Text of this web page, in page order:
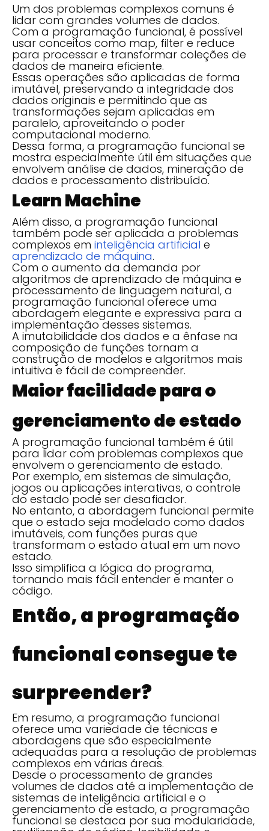
Um dos problemas complexos comuns é
lidar com grandes volumes de dados.
Com a programação funcional, é possível
usar conceitos como map, filter e reduce
para processar e transformar coleções de
dados de maneira eficiente.
Essas operações são aplicadas de forma
imutável, preservando a integridade dos
dados originais e permitindo que as
transformações sejam aplicadas em
paralelo, aproveitando o poder
computacional moderno.
Dessa forma, a programação funcional se
mostra especialmente útil em situações que
envolvem análise de dados, mineração de
dados e processamento distribuído.
Learn Machine
Além disso, a programação funcional
também pode ser aplicada a problemas
complexos em inteligência artificial e
aprendizado de máquina.
Com o aumento da demanda por
algoritmos de aprendizado de máquina e
processamento de linguagem natural, a
programação funcional oferece uma
abordagem elegante e expressiva para a
implementação desses sistemas.
A imutabilidade dos dados e a ênfase na
composição de funções tornam a
construção de modelos e algoritmos mais
intuitiva e fácil de compreender.
Maior facilidade para o
gerenciamento de estado
A programação funcional também é útil
para lidar com problemas complexos que
envolvem o gerenciamento de estado.
Por exemplo, em sistemas de simulação,
jogos ou aplicações interativas, o controle
do estado pode ser desafiador.
No entanto, a abordagem funcional permite
que o estado seja modelado como dados
imutáveis, com funções puras que
transformam o estado atual em um novo
estado.
Isso simplifica a lógica do programa,
tornando mais fácil entender e manter o
código.
Então, a programação
funcional consegue te
surpreender?
Em resumo, a programação funcional
oferece uma variedade de técnicas e
abordagens que são especialmente
adequadas para a resolução de problemas
complexos em várias áreas.
Desde o processamento de grandes
volumes de dados até a implementação de
sistemas de inteligência artificial e o
gerenciamento de estado, a programação
funcional se destaca por sua modularidade,